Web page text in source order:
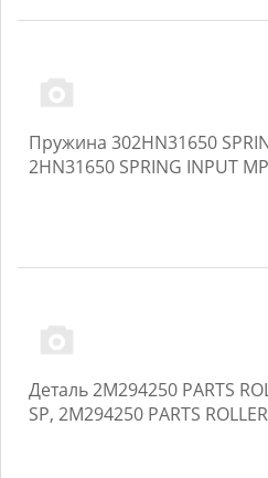
Пружина 302HN31650
2HN31650 SPRING INPUT
Деталь 2M294250 PARTS
SP, 2M294250 PARTS